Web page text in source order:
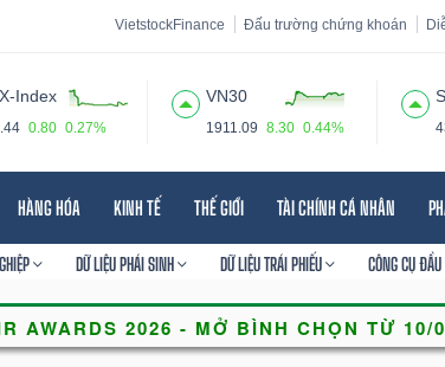
VietstockFinance Đấu trường chứng khoán
Index
0.80 0.27%
VN30
1911.09 8.30 0.44%
HÀNG HÓA KINH TẾ THẾ GIỚI TÀI CHÍNH CÁ NHÂN
DỮ LIỆU PHÁI SINH DỮ LIỆU TRÁI PHIẾU CÔNG CỤ